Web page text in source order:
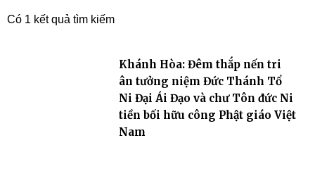
Có 1 kết quả tìm kiếm
Khánh Hòa: Đêm thắp nến tri
ân tưởng niệm Đức Thánh Tổ
Ni Đại Ái Đạo và chư Tôn đức Ni
tiền bối hữu công Phật giáo Việt
Nam